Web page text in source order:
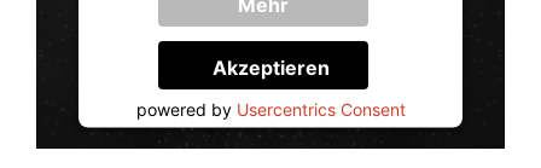
Informationen
Akzeptieren
powered by Usercentrics Consent
Management Platform&Trusted Shops